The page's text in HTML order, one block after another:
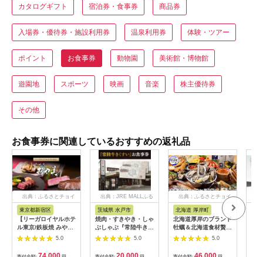
カタログギフト 宿泊券・食事券 商品券
入場券・優待券・施設利用券 温泉利用券 体験・ツアー
ポイント お食事券 動物園 美術館・博物館
遊園地 スポーツ 映画 音楽 株主優待券
その他
お食事券に関連しているおすすめの返礼品
出典：ふるさとチョイ
東京都新宿区
【リーガロイヤルホテ
ル東京/鉄板焼 みや
美】ランチペアお食事
券 鉄板焼 ステーキ ラ
ンチ ペア食事券 チケ
5.0
出典：JRE MALLふる
さと納税
茨城県 水戸市
焼肉・すきやき・しゃ
ぶしゃぶ『常陸牛きく
すい』食事券6,000円
分【お食事券 常陸牛
ステーキ 焼肉 すき焼
5.0
出典：ふるさとチョイ
北海道 厚岸町
北海道厚岸のブランド
牡蠣＆北海道食材贅沢
コース（2名様用）お
食事券 [№5863-
5.0